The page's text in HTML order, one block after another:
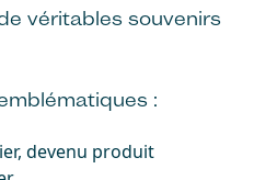
véritables souvenirs
:
devenu produit